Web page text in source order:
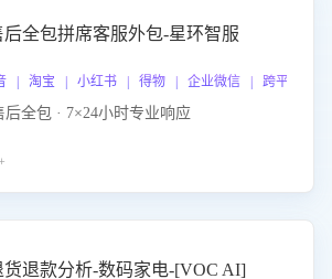
后全包拼席客服外包-星环智服
| 淘宝 | 小红书 | 得物 | 企业微信 | 跨平台
全包 · 7×24小时专业响应
货退款分析-数码家电-[VOC AI]